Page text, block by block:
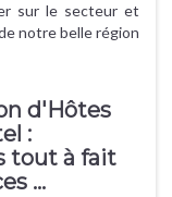
sur le secteur et
notre belle région
d'Hôtes
:
tout à fait
...